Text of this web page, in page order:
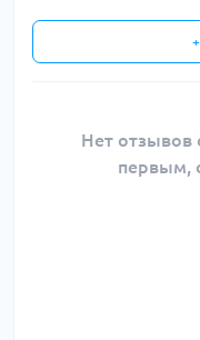
Нет отзывов
первым,